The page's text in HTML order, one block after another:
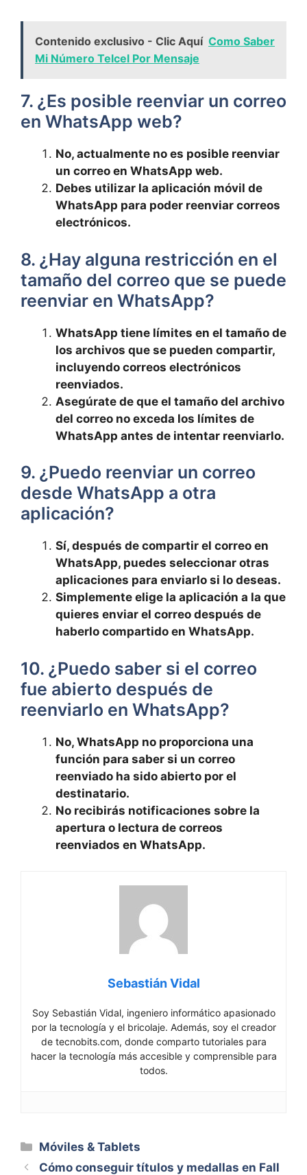
Contenido exclusivo - Clic Aquí Como Saber
Mi Número Telcel Por Mensaje
7. ¿Es posible reenviar un‌ correo
⁤en WhatsApp web?
No, actualmente no es posible reenviar
un correo ⁢en WhatsApp web.
Debes utilizar⁤ la aplicación móvil de
WhatsApp para poder reenviar correos
electrónicos.
8. ¿Hay alguna ​restricción en⁤ el
tamaño del​ correo que se puede
​reenviar en WhatsApp?
WhatsApp tiene límites en ⁤el tamaño de
los archivos que se pueden compartir,
incluyendo correos electrónicos
reenviados.
Asegúrate de ‍que el tamaño del archivo
del correo no exceda ​los‌ límites de
WhatsApp antes de intentar reenviarlo.
9. ¿Puedo ⁤reenviar ⁢un correo ​
desde WhatsApp ‌a otra
aplicación?
Sí, después de‌ compartir el correo en
WhatsApp, puedes‌ seleccionar otras
aplicaciones para enviarlo si lo ​deseas.
Simplemente elige la aplicación a la que
quieres ⁤enviar el correo después⁢ de
⁢haberlo compartido en WhatsApp.
10. ¿Puedo saber si‍ el correo
fue abierto después de
reenviarlo en WhatsApp?
No, WhatsApp no proporciona una​
función⁢ para ‍saber⁣ si un‌ correo
reenviado ha‍ sido abierto por⁤ el
destinatario.
No recibirás notificaciones ⁤sobre la
apertura o lectura de correos
‍reenviados en WhatsApp.
Sebastián Vidal
Soy Sebastián Vidal, ingeniero informático apasionado
por la tecnología y el bricolaje. Además, soy el creador
de tecnobits.com, donde comparto tutoriales para
hacer la tecnología más accesible y comprensible para
todos.
Categorías
Móviles & Tablets
Cómo conseguir títulos y medallas en Fall